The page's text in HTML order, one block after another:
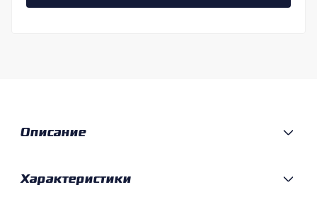
Описание
Характеристики